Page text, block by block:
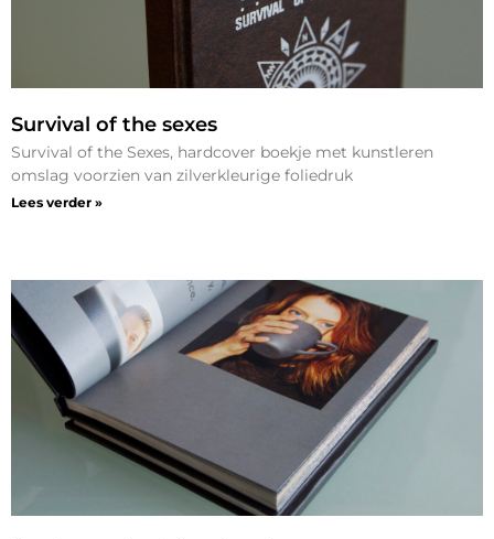
Survival of the sexes
Survival of the Sexes, hardcover boekje met kunstleren
omslag voorzien van zilverkleurige foliedruk
Lees verder »